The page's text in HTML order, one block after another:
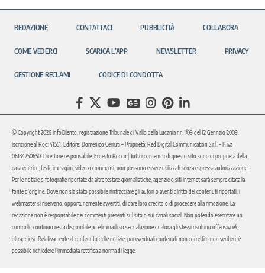
REDAZIONE CONTATTACI PUBBLICITÀ COLLABORA
COME VEDERCI SCARICA L’APP NEWSLETTER PRIVACY
GESTIONE RECLAMI CODICE DI CONDOTTA
© Copyright 2026 InfoCilento, registrazione Tribunale di Vallo della Lucania nr. 1/09 del 12 Gennaio 2009.
Iscrizione al Roc: 41551. Editore: Domenico Cerruti – Proprietà: Red Digital Communication S.r.l. – P.iva
06134250650. Direttore responsabile: Ernesto Rocco | Tutti i contenuti di questo sito sono di proprietà della
casa editrice, testi, immagini, video o commenti, non possono essere utilizzati senza espressa autorizzazione.
Per le notizie o fotografie riportate da altre testate giornalistiche, agenzie o siti internet sarà sempre citata la
fonte d’origine. Dove non sia stato possibile rintracciare gli autori o aventi diritto dei contenuti riportati, i
webmaster si riservano, opportunamente avvertiti, di dare loro credito o di procedere alla rimozione. La
redazione non è responsabile dei commenti presenti sul sito o sui canali social. Non potendo esercitare un
controllo continuo resta disponibile ad eliminarli su segnalazione qualora gli stessi risultino offensivi e/o
oltraggiosi. Relativamente al contenuto delle notizie, per eventuali contenuti non corretti o non veritieri, è
possibile richiedere l’immediata rettifica a norma di legge.